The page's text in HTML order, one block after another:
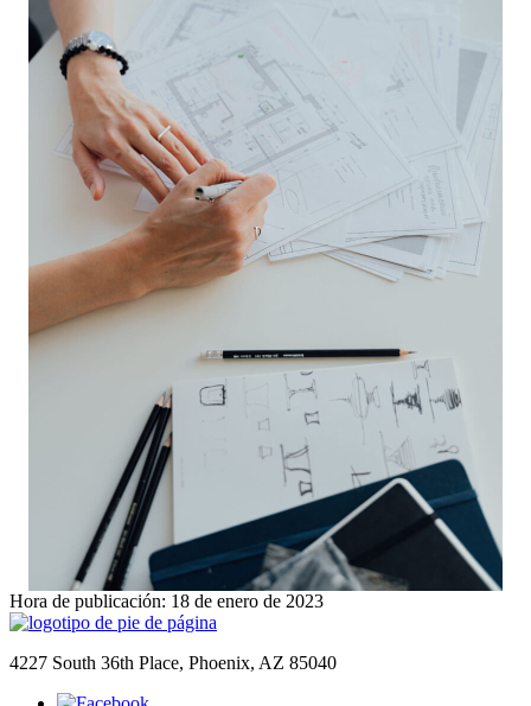
Hora de publicación: 18 de enero de 2023
4227 South 36th Place, Phoenix, AZ 85040